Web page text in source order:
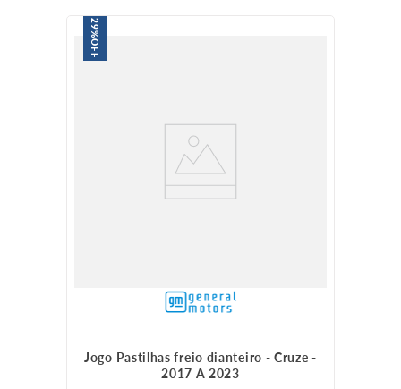
29%
OFF
Jogo Pastilhas freio dianteiro - Cruze -
2017 A 2023